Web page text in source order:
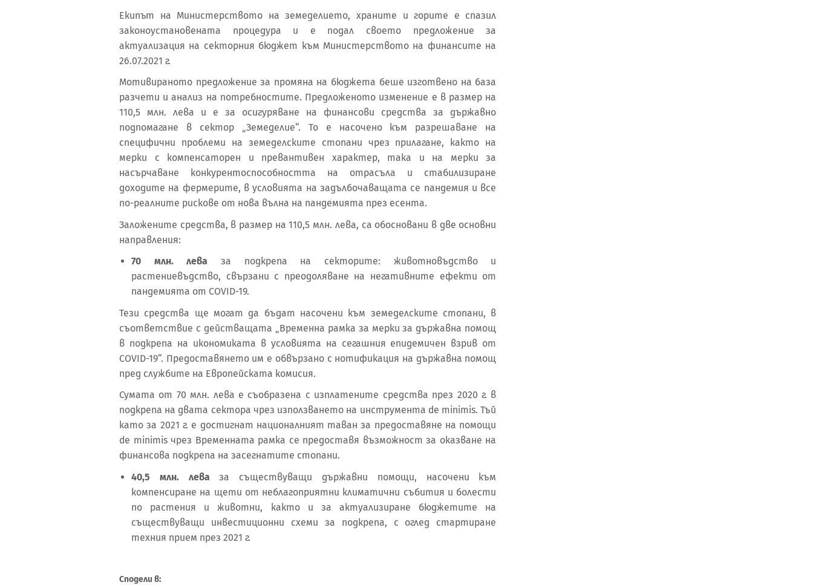
Екипът на Министерството на земеделието, храните и горите е спазил
законоустановената процедура и е подал своето предложение за
актуализация на секторния бюджет към Министерството на финансите на
26.07.2021 г.
Мотивираното предложение за промяна на бюджета беше изготвено на база
разчети и анализ на потребностите. Предложеното изменение е в размер на
110,5 млн. лева и е за осигуряване на финансови средства за държавно
подпомагане в сектор „Земеделие“. То е насочено към разрешаване на
специфични проблеми на земеделските стопани чрез прилагане, както на
мерки с компенсаторен и превантивен характер, така и на мерки за
насърчаване конкурентоспособността на отрасъла и стабилизиране
доходите на фермерите, в условията на задълбочаващата се пандемия и все
по-реалните рискове от нова вълна на пандемията през есента.
Заложените средства, в размер на 110,5 млн. лева, са обосновани в две основни
направления:
70 млн. лева за подкрепа на секторите: животновъдство и
растениевъдство, свързани с преодоляване на негативните ефекти от
пандемията от COVID-19.
Тези средства ще могат да бъдат насочени към земеделските стопани, в
съответствие с действащата „Временна рамка за мерки за държавна помощ
в подкрепа на икономиката в условията на сегашния епидемичен взрив от
COVID-19“. Предоставянето им е обвързано с нотификация на държавна помощ
пред службите на Европейската комисия.
Сумата от 70 млн. лева е съобразена с изплатените средства през 2020 г. в
подкрепа на двата сектора чрез използването на инструмента de minimis. Тъй
като за 2021 г. е достигнат националният таван за предоставяне на помощи
de minimis чрез Временната рамка се предоставя възможност за оказване на
финансова подкрепа на засегнатите стопани.
40,5 млн. леваза съществуващи държавни помощи, насочени към
компенсиране на щети от неблагоприятни климатични събития и болести
по растения и животни, както и за актуализиране бюджетите на
съществуващи инвестиционни схеми за подкрепа, с оглед стартиране
техния прием през 2021 г.
Сподели в: